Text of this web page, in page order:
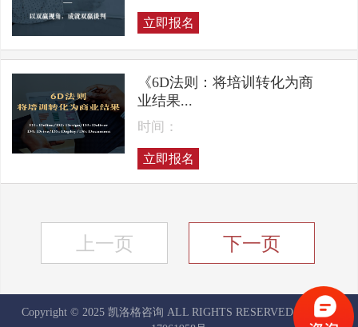
立即报名
《6D法则：将培训转化为商
业结果...
时间：
立即报名
上一页 下一页
Copyright © 2025 凯洛格咨询 ALL RIGHTS RESERVED
京ICP备